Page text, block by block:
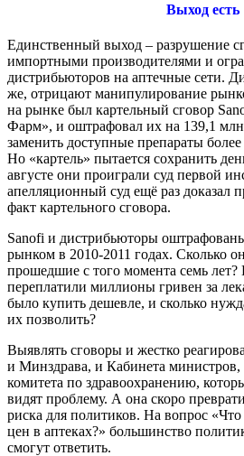
Выход есть
Единственный выход – разрушение
импортными производителями и
дистрибьюторов на аптечные сети.
же, отрицают манипулирование
на рынке был картельный сговор
Фарм», и оштрафовал их на 139,1
заменить доступные препараты
Но «картель» пытается сохранить
августе они проиграли суд первой
апелляционный суд ещё раз
факт картельного сговора.
Sanofi и дистрибьюторы
рынком в 2010-2011 годах. Сколько
прошедшие с того момента семь лет?
переплатили миллионы гривен за
было купить дешевле, и сколько
их позволить?
Выявлять сговоры и жестко
и Минздрава, и Кабинета министров,
комитета по здравоохранению,
видят проблему. А она скоро
риска для политиков. На вопрос
цен в аптеках?» большинство
смогут ответить.